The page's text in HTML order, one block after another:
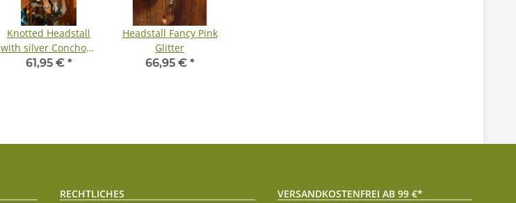
Knotted Headstall
with silver Conchos -
Westerntrense -
61,95 € *
Headstall Fancy Pink
Glitter
66,95 € *
RECHTLICHES
VERSANDKOSTENFREI AB 99 €*